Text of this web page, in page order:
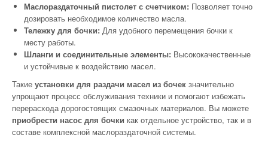
Маслораздаточный пистолет с счетчиком: Позволяет точно
дозировать необходимое количество масла.
Тележку для бочки: Для удобного перемещения бочки к
месту работы.
Шланги и соединительные элементы: Высококачественные
и устойчивые к воздействию масел.
Такие установки для раздачи масел из бочек значительно
упрощают процесс обслуживания техники и помогают избежать
перерасхода дорогостоящих смазочных материалов. Вы можете
приобрести насос для бочки как отдельное устройство, так и в
составе комплексной маслораздаточной системы.